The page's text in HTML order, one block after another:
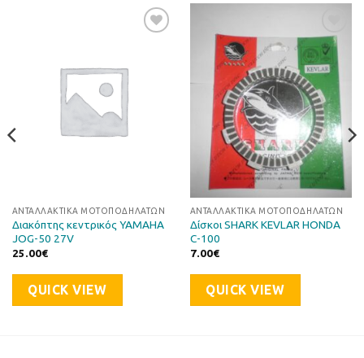
Επιθυμιών
ΑΝΤΑΛΛΑΚΤΙΚΆ ΜΟΤΟΠΟΔΗΛΆΤΩΝ
Διακόπτης κεντρικός YAMAHA
JOG-50 27V
25.00€
QUICK VIEW
Προσθήκη
στη Λίστα
Επιθυμιών
ΑΝΤΑΛΛΑΚΤΙΚΆ ΜΟΤΟΠΟΔΗΛΆΤΩΝ
Δίσκοι SHARK KEVLAR HONDA
C-100
7.00€
QUICK VIEW